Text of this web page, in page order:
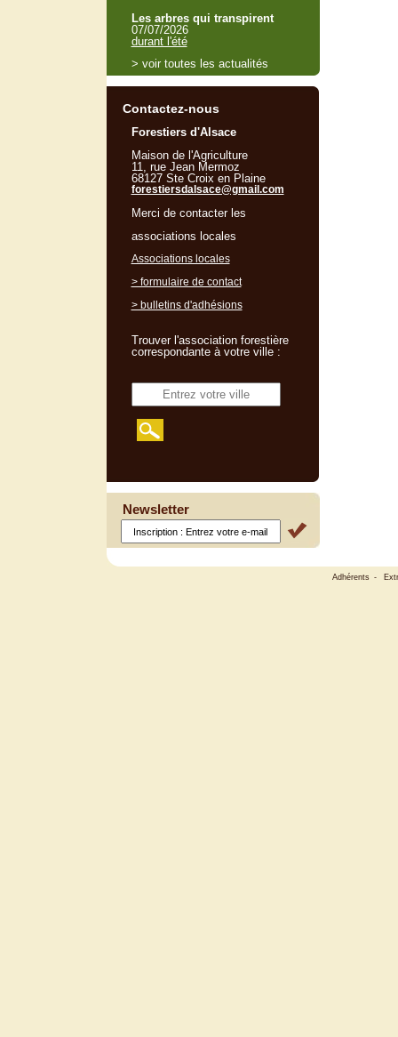
Les arbres qui transpirent
07/07/2026
durant l'été
> voir toutes les actualités
Contactez-nous
Forestiers d'Alsace
Maison de l'Agriculture
11, rue Jean Mermoz
68127 Ste Croix en Plaine
forestiersdalsace@gmail.com
Merci de contacter les
associations locales
Associations locales
> formulaire de contact
> bulletins d'adhésions
Trouver l'association forestière
correspondante à votre ville :
Newsletter
Adhérents -